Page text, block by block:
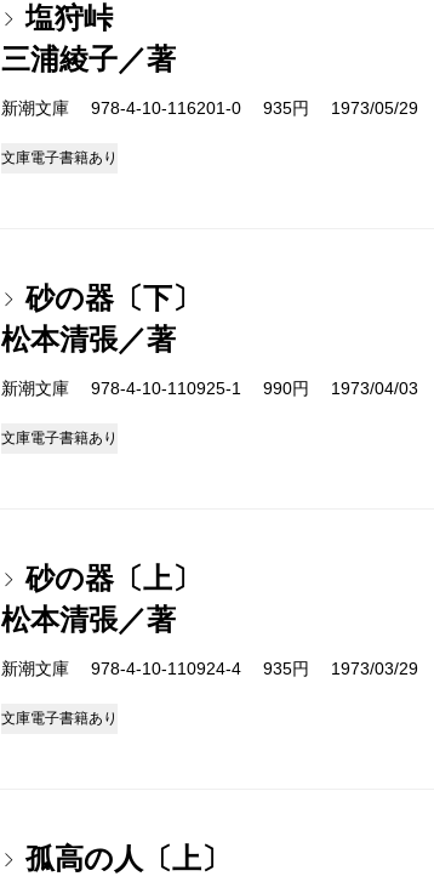
塩狩峠
三浦綾子／著
新潮文庫 978-4-10-116201-0 935円 1973/05/29
文庫電子書籍あり
砂の器〔下〕
松本清張／著
新潮文庫 978-4-10-110925-1 990円 1973/04/03
文庫電子書籍あり
砂の器〔上〕
松本清張／著
新潮文庫 978-4-10-110924-4 935円 1973/03/29
文庫電子書籍あり
孤高の人〔上〕